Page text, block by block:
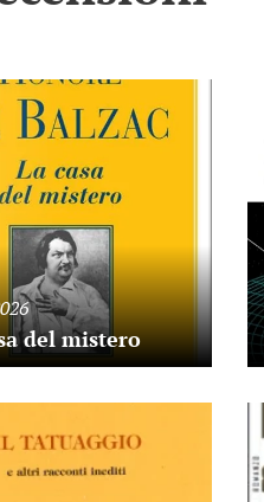
del mistero